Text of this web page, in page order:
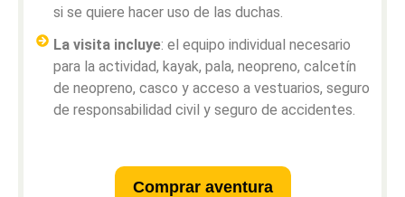
si se quiere hacer uso de las duchas.
La visita incluye: el equipo individual necesario
para la actividad, kayak, pala, neopreno, calcetín
de neopreno, casco y acceso a vestuarios, seguro
de responsabilidad civil y seguro de accidentes.
Comprar aventura